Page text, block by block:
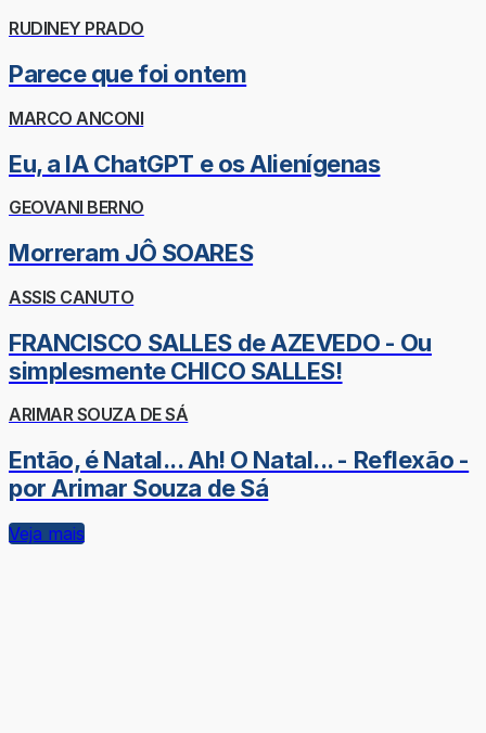
RUDINEY PRADO
Parece que foi ontem
MARCO ANCONI
Eu, a IA ChatGPT e os Alienígenas
GEOVANI BERNO
Morreram JÔ SOARES
ASSIS CANUTO
FRANCISCO SALLES de AZEVEDO - Ou
simplesmente CHICO SALLES!
ARIMAR SOUZA DE SÁ
Então, é Natal... Ah! O Natal... - Reflexão -
por Arimar Souza de Sá
Veja mais